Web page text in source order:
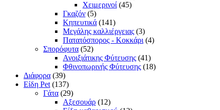
Χειμερινοί (45)
Γκαζόν (5)
Κηπευτικά (141)
Μεγάλης καλλιέργειας (3)
Πατατόσπορος - Κοκκάρι (4)
Σπορόφυτα (52)
Ανοιξιάτικης Φύτευσης (41)
Φθινοπωρινής Φύτευσης (18)
Διάφορα (39)
Είδη Pet (137)
Γάτα (29)
Αξεσουάρ (12)